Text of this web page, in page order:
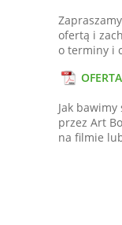
ofertą i
o terminy i
Jak
przez Art
na filmie